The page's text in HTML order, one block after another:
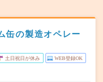
缶の製造オペレー
土日祝日が休み WEB登録OK